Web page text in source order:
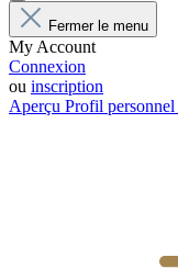
Fermer le menu
My Account
Connexion
ou inscription
Aperçu Profil personnel